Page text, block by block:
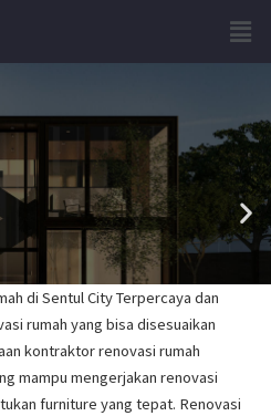
di Sentul City Terpercaya dan
rumah yang bisa disesuaikan
kontraktor renovasi rumah
mampu mengerjakan renovasi
furniture yang tepat. Renovasi